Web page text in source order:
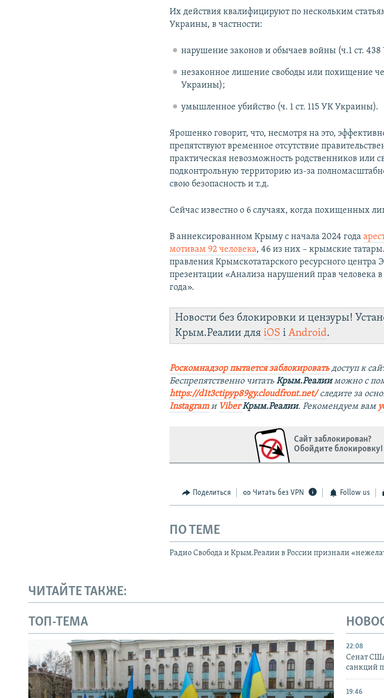
Их действия квалифицируют по нескольким
Украины, в частности:
нарушение законов и обычаев войны (ч.1 ст.
незаконное лишение свободы или похищение
Украины);
умышленное убийство (ч. 1 ст. 115 УК Украины).
Ярошенко говорит, что, несмотря на это,
препятствуют временное отсутствие
практическая невозможность родственников или
подконтрольную территорию из-за
свою безопасность и т.д.
Сейчас известно о 6 случаях, когда похищенных
В аннексированном Крыму с начала 2024 года
мотивам 92 человека, 46 из них – крымские
правления Крымскотатарского ресурсного центра
презентации «Анализа нарушений прав человека
года».
Новости без блокировки и цензуры!
Крым.Реалии дляiOS іAndroid.
Роскомнадзор пытается заблокировать доступ к
Беспрепятственно читатьКрым.Реалииможно с
https://d1t3ctipyp89gy.cloudfront.net/следите за
Instagramи Viber Крым.Реалии. Рекомендуем вам
Сайт заблокирован?
Обойдите блокировку!
Поделиться Читать без VPN Follow us
ПО ТЕМЕ
Радио Свобода и Крым.Реалии в России признали
ЧИТАЙТЕ ТАКЖЕ:
ТОП-ТЕМА
22:08
Сенат
санкций
19:46